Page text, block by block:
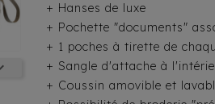
+ Hanses de luxe
+ Pochette "documents"
+ 1 poches à tirette de
+ Sangle d'attache à
+ Coussin amovible et